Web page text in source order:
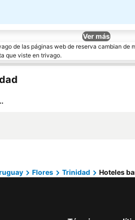
Ver más
de las páginas web de reserva cambian
que viste en trivago.
Flores Trinidad Hoteles